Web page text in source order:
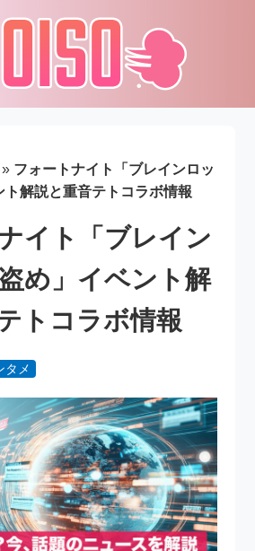
» フォートナイト「ブレインロッ
ト解説と重音テトコラボ情報
イト「ブレイン
め」イベント解
トコラボ情報
タメ